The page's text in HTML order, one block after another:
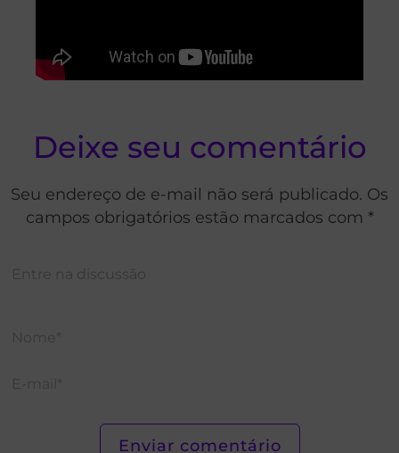
Deixe seu comentário
Seu endereço de e-mail não será publicado. Os
campos obrigatórios estão marcados com *